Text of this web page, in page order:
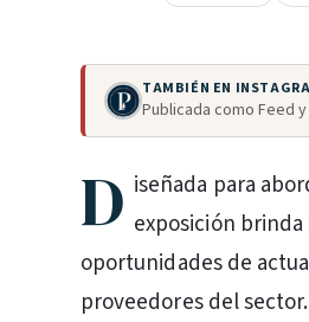
TAMBIÉN EN
Publicada como Feed
D iseñada para
exposición
oportunidades de
proveedores del sector.